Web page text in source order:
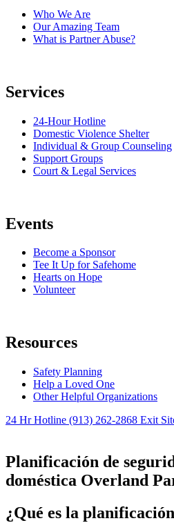
Who We Are
Our Amazing Team
What is Partner Abuse?
Services
24-Hour Hotline
Domestic Violence Shelter
Individual & Group Counseling
Support Groups
Court & Legal Services
Events
Become a Sponsor
Tee It Up for Safehome
Hearts on Hope
Volunteer
Resources
Safety Planning
Help a Loved One
Other Helpful Organizations
24 Hr Hotline (913) 262-2868 Exit
Planificación de
doméstica Overland
¿Qué es la